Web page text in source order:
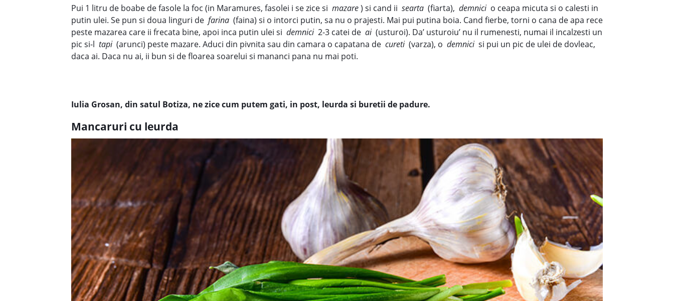
Pui 1 litru de boabe de fasole la foc (in Maramures, fasolei i se zice si mazare) si cand ii searta (fiarta), demnici o ceapa micuta si o calesti in
putin ulei. Se pun si doua linguri de farina (faina) si o intorci putin, sa nu o prajesti. Mai pui putina boia. Cand fierbe, torni o cana de apa rece
peste mazarea care ii frecata bine, apoi inca putin ulei si demnici 2-3 catei de ai (usturoi). Da’ usturoiu’ nu il rumenesti, numai il incalzesti un
pic si-l tapi (arunci) peste mazare. Aduci din pivnita sau din camara o capatana de cureti (varza), o demnici si pui un pic de ulei de dovleac,
daca ai. Daca nu ai, ii bun si de floarea soarelui si mananci pana nu mai poti.
Iulia Grosan, din satul Botiza, ne zice cum putem gati, in post, leurda si buretii de padure.
Mancaruri cu leurda